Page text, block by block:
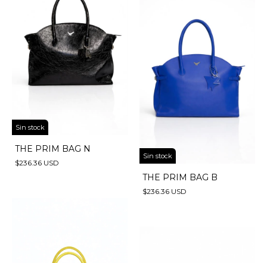
Sin stock
THE PRIM BAG N
$236.36 USD
Sin stock
THE PRIM BAG B
$236.36 USD